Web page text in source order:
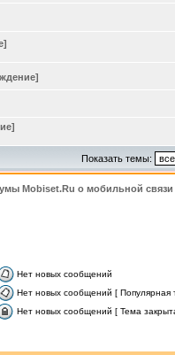
Показать темы:
Mobiset.Ru о мобильной связи
Нет новых сообщений
Нет новых сообщений [ Популярная
Нет новых сообщений [ Тема